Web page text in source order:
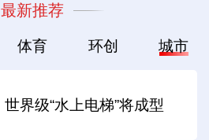
最新推荐
体育 环创 城市
世界级“水上电梯”将成型